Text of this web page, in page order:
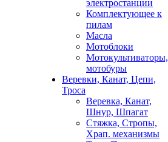
электростанции
Комплектующее к
пилам
Масла
Мотоблоки
Мотокультиваторы,
мотобуры
Веревки, Канат, Цепи,
Троса
Веревка, Канат,
Шнур, Шпагат
Стяжка, Стропы,
Храп. механизмы